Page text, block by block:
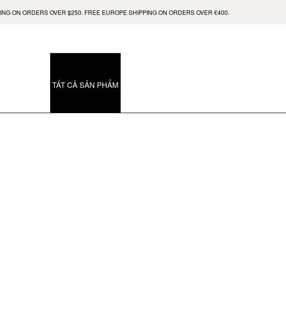
ON ORDERS OVER $250. FREE EUROPE SHIPPING ON ORDERS OVER €400.
TẤT CẢ SẢN PHẨM